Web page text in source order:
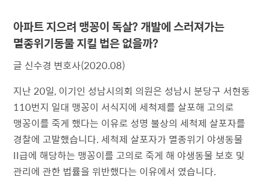
아파트 지으려 맹꽁이 독살? 개발에 스러져가는
멸종위기동물 지킬 법은 없을까?
글 신수경 변호사(2020.08)
지난 20일, 이기인 성남시의회 의원은 성남시 분당구 서현동
110번지 일대 맹꽁이 서식지에 세척제를 살포해 고의로
맹꽁이를 죽게 했다는 이유로 성명 불상의 세척제 살포자를
경찰에 고발했습니다. 세척제 살포자가 멸종위기 야생동물
II급에 해당하는 맹꽁이를 고의로 죽게 해 야생동물 보호 및
관리에 관한 법률을 위반했다는 이유에서 였습니다.